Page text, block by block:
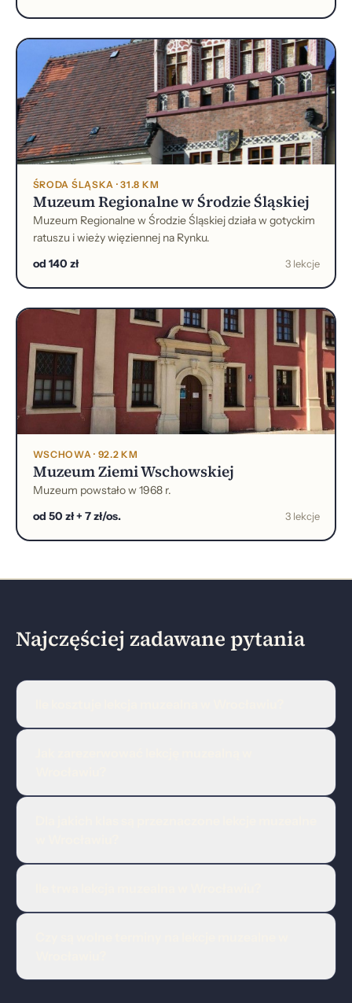
ŚRODA ŚLĄSKA · 31.8 KM
Muzeum Regionalne w Środzie Śląskiej
Muzeum Regionalne w Środzie Śląskiej działa w gotyckim
ratuszu i wieży więziennej na Rynku.
od 140 zł
3 lekcje
WSCHOWA · 92.2 KM
Muzeum Ziemi Wschowskiej
Muzeum powstało w 1968 r.
od 50 zł + 7 zł/os.
3 lekcje
Najczęściej zadawane pytania